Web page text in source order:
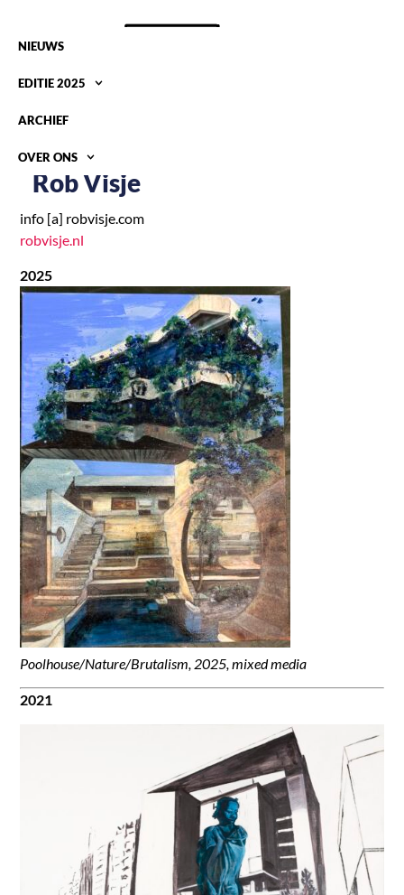
NIEUWS
EDITIE 2025
ARCHIEF
OVER ONS
Rob Visje
info [a] robvisje.com
robvisje.nl
2025
Poolhouse/Nature/Brutalism, 2025,mixed media
2021